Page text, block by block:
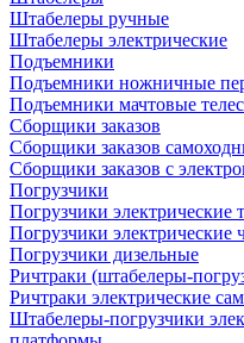
Штабелеры ручные
Штабелеры электрические
Подъемники
Подъемники ножничные
Подъемники мачтовые
Сборщики заказов
Сборщики заказов
Сборщики заказов с
Погрузчики
Погрузчики электрические
Погрузчики электрические
Погрузчики дизельные
Ричтраки (штабелеры-
Ричтраки электрические
Штабелеры-погрузчики